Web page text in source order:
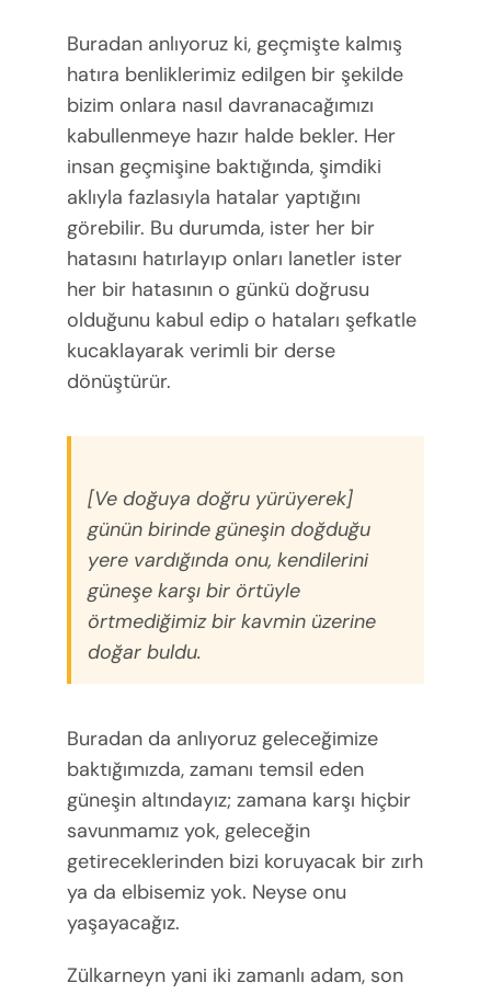
Buradan anlıyoruz ki, geçmişte kalmış
hatıra benliklerimiz edilgen bir şekilde
bizim onlara nasıl davranacağımızı
kabullenmeye hazır halde bekler. Her
insan geçmişine baktığında, şimdiki
aklıyla fazlasıyla hatalar yaptığını
görebilir. Bu durumda, ister her bir
hatasını hatırlayıp onları lanetler ister
her bir hatasının o günkü doğrusu
olduğunu kabul edip o hataları şefkatle
kucaklayarak verimli bir derse
dönüştürür.
[Ve doğuya doğru yürüyerek]
günün birinde güneşin doğduğu
yere vardığında onu, kendilerini
güneşe karşı bir örtüyle
örtmediğimiz bir kavmin üzerine
doğar buldu.
Buradan da anlıyoruz geleceğimize
baktığımızda, zamanı temsil eden
güneşin altındayız; zamana karşı hiçbir
savunmamız yok, geleceğin
getireceklerinden bizi koruyacak bir zırh
ya da elbisemiz yok. Neyse onu
yaşayacağız.
Zülkarneyn yani iki zamanlı adam, son